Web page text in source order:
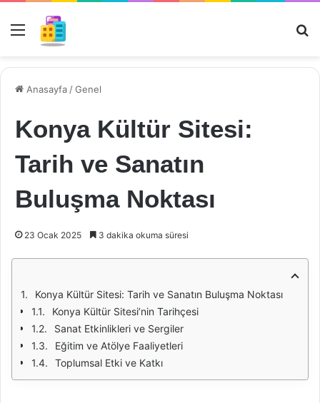
Menü
Anasayfa /Genel
Konya Kültür Sitesi:
Tarih ve Sanatın
Buluşma Noktası
23 Ocak 2025 3 dakika okuma süresi
Konya Kültür Sitesi: Tarih ve Sanatın Buluşma Noktası
Konya Kültür Sitesi’nin Tarihçesi
Sanat Etkinlikleri ve Sergiler
Eğitim ve Atölye Faaliyetleri
Toplumsal Etki ve Katkı